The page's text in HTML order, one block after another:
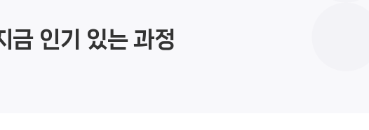
금 인기 있는 과정